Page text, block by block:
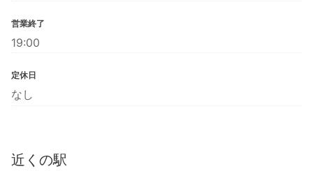
営業終了
19:00
定休日
なし
近くの駅